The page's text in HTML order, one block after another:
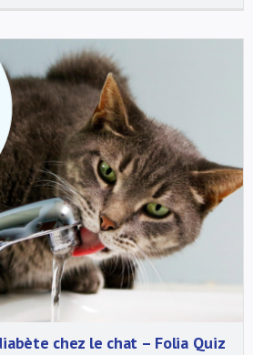
chez le chat – Folia Quiz